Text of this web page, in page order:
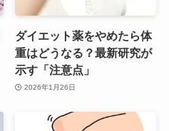
ダイエット薬をやめたら体
重はどうなる？最新研究が
示す「注意点」
2026年1月26日